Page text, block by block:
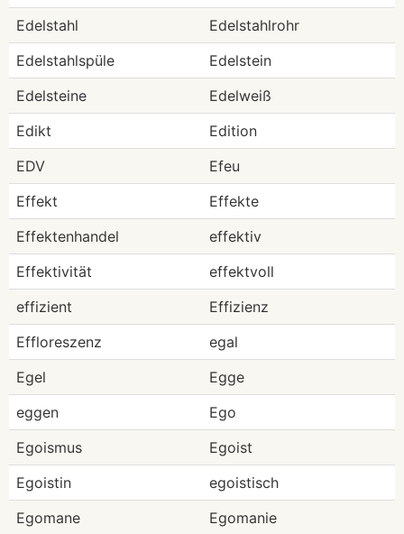
Edelstahl
Edelstahlrohr
Edelstahlspüle
Edelstein
Edelsteine
Edelweiß
Edikt
Edition
EDV
Efeu
Effekt
Effekte
Effektenhandel
effektiv
Effektivität
effektvoll
effizient
Effizienz
Effloreszenz
egal
Egel
Egge
eggen
Ego
Egoismus
Egoist
Egoistin
egoistisch
Egomane
Egomanie